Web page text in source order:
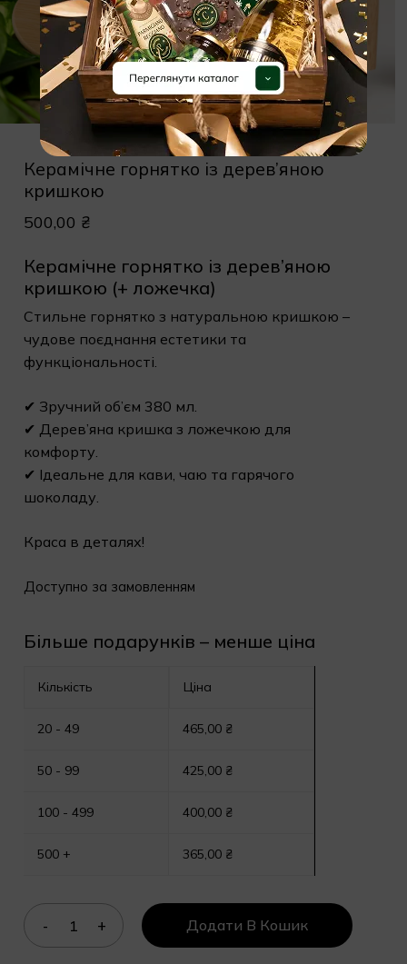
Керамічне горнятко із дерев’яною
кришкою
500,00 ₴
Керамічне горнятко із дерев’яною
кришкою (+ ложечка)
Стильне горнятко з натуральною кришкою –
чудове поєднання естетики та
функціональності.
✔ Зручний об’єм 380 мл.
✔ Дерев’яна кришка з ложечкою для
комфорту.
✔ Ідеальне для кави, чаю та гарячого
шоколаду.
Краса в деталях!
Доступно за замовленням
Більше подарунків – менше ціна
Кількість
20 - 49
50 - 99
100 - 499
500 +
Ціна
465,00 ₴
425,00 ₴
400,00 ₴
365,00 ₴
Додати В Кошик